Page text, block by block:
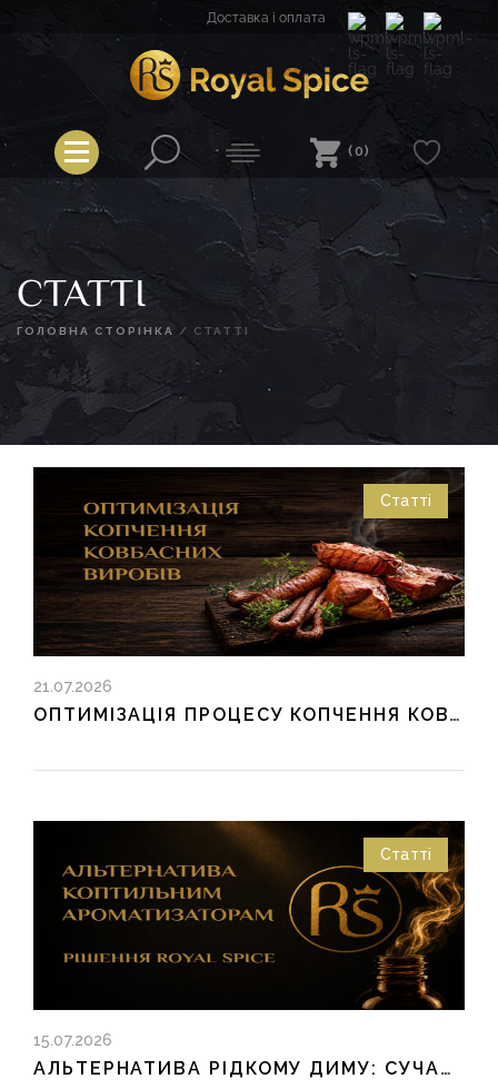
Доставка і оплата
Royal Spice
(0)
СТАТТІ
ГОЛОВНА СТОРІНКА / СТАТТІ
Статті
21.07.2026
ОПТИМІЗАЦІЯ ПРОЦЕСУ КОПЧЕННЯ КОВБАСНИХ ВИРОБІВ:
Статті
15.07.2026
АЛЬТЕРНАТИВА РІДКОМУ ДИМУ: СУЧАСНІ РІШЕННЯ ДЛЯ ХАРЧОВОЇ ПРОМИСЛОВОСТІ